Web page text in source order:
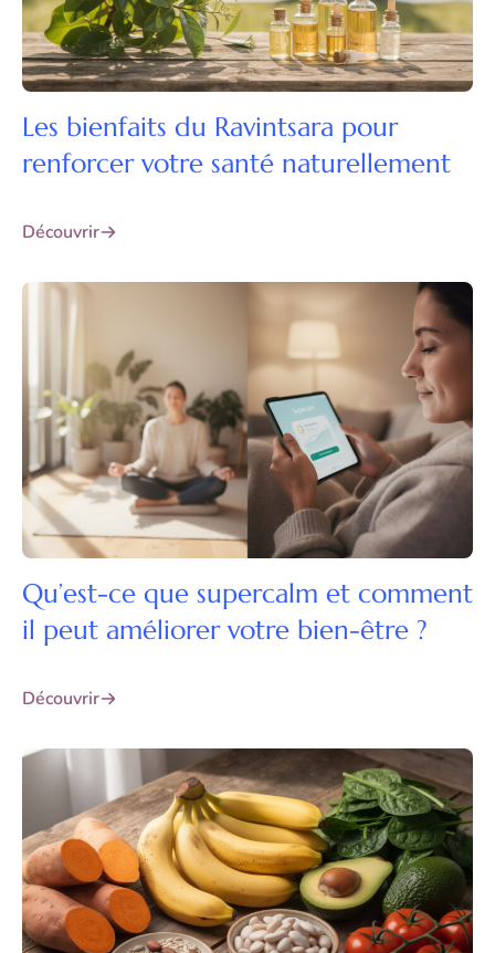
Les bienfaits du Ravintsara pour
renforcer votre santé naturellement
Découvrir
Qu’est-ce que supercalm et comment
il peut améliorer votre bien-être ?
Découvrir